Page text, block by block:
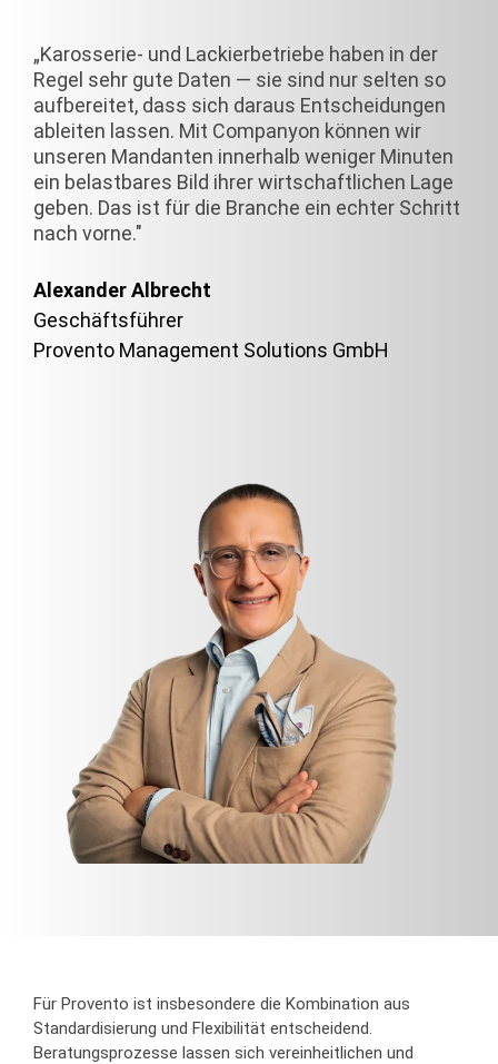
„Karosserie- und Lackierbetriebe haben in der
Regel sehr gute Daten — sie sind nur selten so
aufbereitet, dass sich daraus Entscheidungen
ableiten lassen. Mit Companyon können wir
unseren Mandanten innerhalb weniger Minuten
ein belastbares Bild ihrer wirtschaftlichen Lage
geben. Das ist für die Branche ein echter Schritt
nach vorne."
Alexander Albrecht
Geschäftsführer
Provento Management Solutions GmbH
Für Provento ist insbesondere die Kombination aus
Standardisierung und Flexibilität entscheidend.
Beratungsprozesse lassen sich vereinheitlichen und